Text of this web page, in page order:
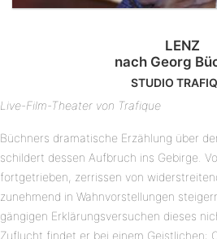
LENZ
nach Georg
STUDIO
Live-Film-Theater von Trafique
Büchners dramatische Erzählung über
schildert dessen Aufbruch ins Gebirge.
fortgetrieben, zerrissen von
zunehmend in Wahnvorstellungen
gängigen Erklärungsversuchen dieses
Zuflucht findet er bei einem Geistlichen: